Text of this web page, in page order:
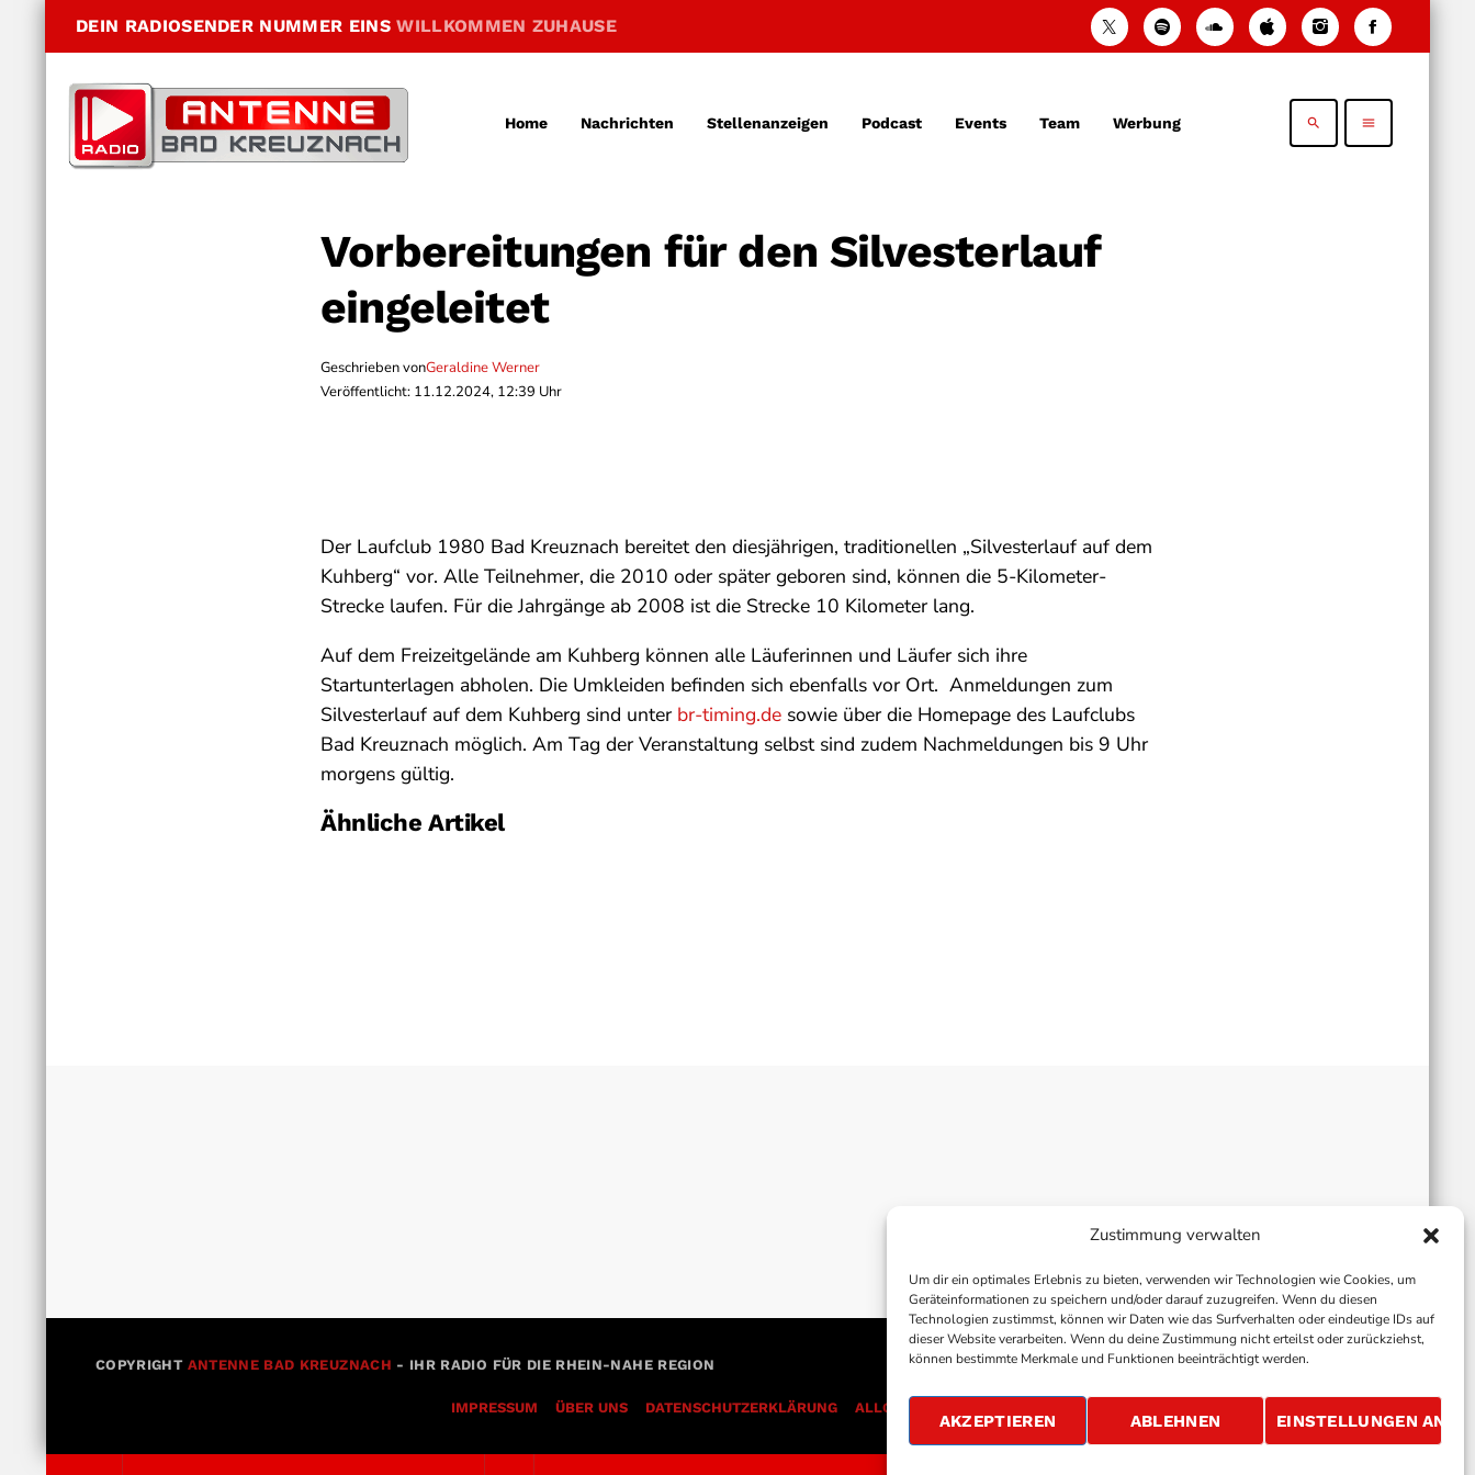
Zustimmung verwalten
Um dir ein optimales Erlebnis zu bieten, verwenden wir Technologien wie Cookies, um
Geräteinformationen zu speichern und/oder darauf zuzugreifen. Wenn du diesen
Technologien zustimmst, können wir Daten wie das Surfverhalten oder eindeutige IDs auf
dieser Website verarbeiten. Wenn du deine Zustimmung nicht erteilst oder zurückziehst,
können bestimmte Merkmale und Funktionen beeinträchtigt werden.
AKZEPTIEREN ABLEHNEN EINSTELLUNGEN
DEIN RADIOSENDER NUMMER EINSWILLKOMMEN ZUHAUSE
Home Nachrichten Stellenanzeigen Podcast Events Team Werbung search menu
Vorbereitungen für den Silvesterlauf
eingeleitet
Geschrieben vonGeraldine Werner
Veröffentlicht: 11.12.2024, 12:39 Uhr
Der Laufclub 1980 Bad Kreuznach bereitet den diesjährigen, traditionellen „Silvesterlauf auf dem
Kuhberg“ vor. Alle Teilnehmer, die 2010 oder später geboren sind, können die 5-Kilometer-
Strecke laufen. Für die Jahrgänge ab 2008 ist die Strecke 10 Kilometer lang.
Auf dem Freizeitgelände am Kuhberg können alle Läuferinnen und Läufer sich ihre
Startunterlagen abholen. Die Umkleiden befinden sich ebenfalls vor Ort. Anmeldungen zum
Silvesterlauf auf dem Kuhberg sind unter br-timing.de sowie über die Homepage des Laufclubs
Bad Kreuznach möglich. Am Tag der Veranstaltung selbst sind zudem Nachmeldungen bis 9 Uhr
morgens gültig.
Ähnliche Artikel
COPYRIGHT ANTENNE BAD KREUZNACH - IHR RADIO FÜR DIE RHEIN-NAHE REGION
IMPRESSUM ÜBER UNS DATENSCHUTZERKLÄRUNG